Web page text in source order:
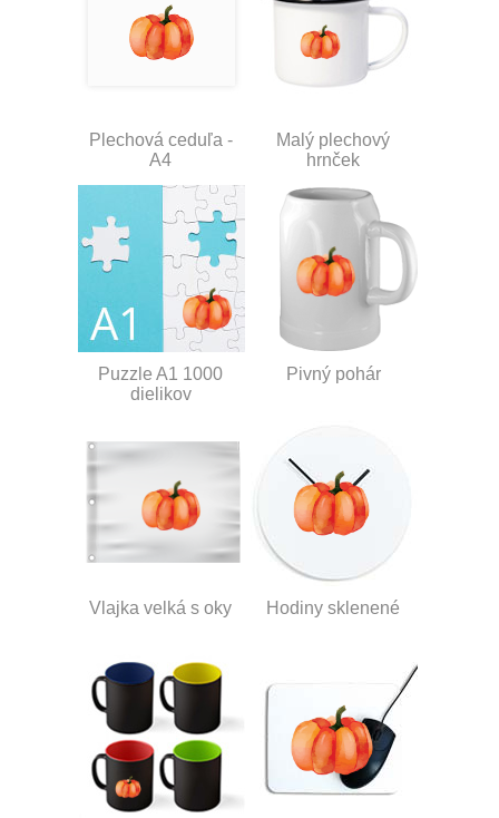
Plechová ceduľa -
A4
Malý plechový
hrnček
Puzzle A1 1000
dielikov
Pivný pohár
Vlajka velká s oky Hodiny sklenené